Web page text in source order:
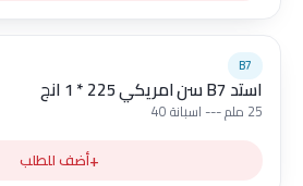
B7
استد B7 سن امريكي 225 * 1 انج
25 ملم --- اسبانة 40
+أضف للطلب